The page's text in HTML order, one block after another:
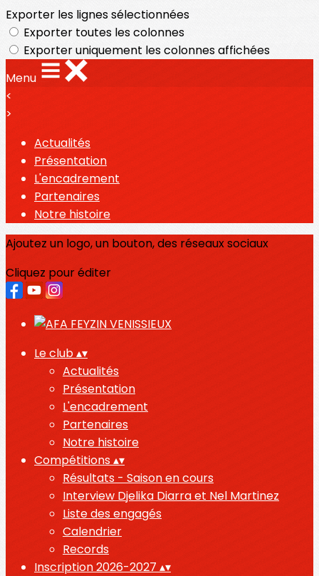
Exporter les lignes sélectionnées
Exporter toutes les colonnes
Exporter uniquement les colonnes affichées
Menu
<
>
Actualités
Présentation
L'encadrement
Partenaires
Notre histoire
Ajoutez un logo, un bouton, des réseaux sociaux
Cliquez pour éditer
Le club▴▾
Actualités
Présentation
L'encadrement
Partenaires
Notre histoire
Compétitions▴▾
Résultats - Saison en cours
Interview Djelika Diarra et Nel Martinez
Liste des engagés
Calendrier
Records
Inscription 2026-2027 ▴▾